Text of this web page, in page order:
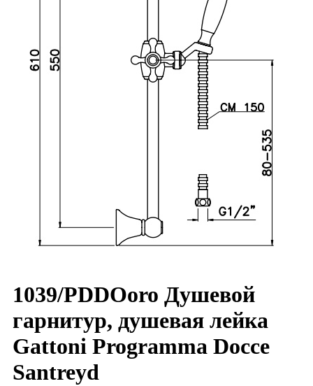
1039/PDDOoro Душевой
гарнитур, душевая лейка
Gattoni Programma Docce
Santreyd